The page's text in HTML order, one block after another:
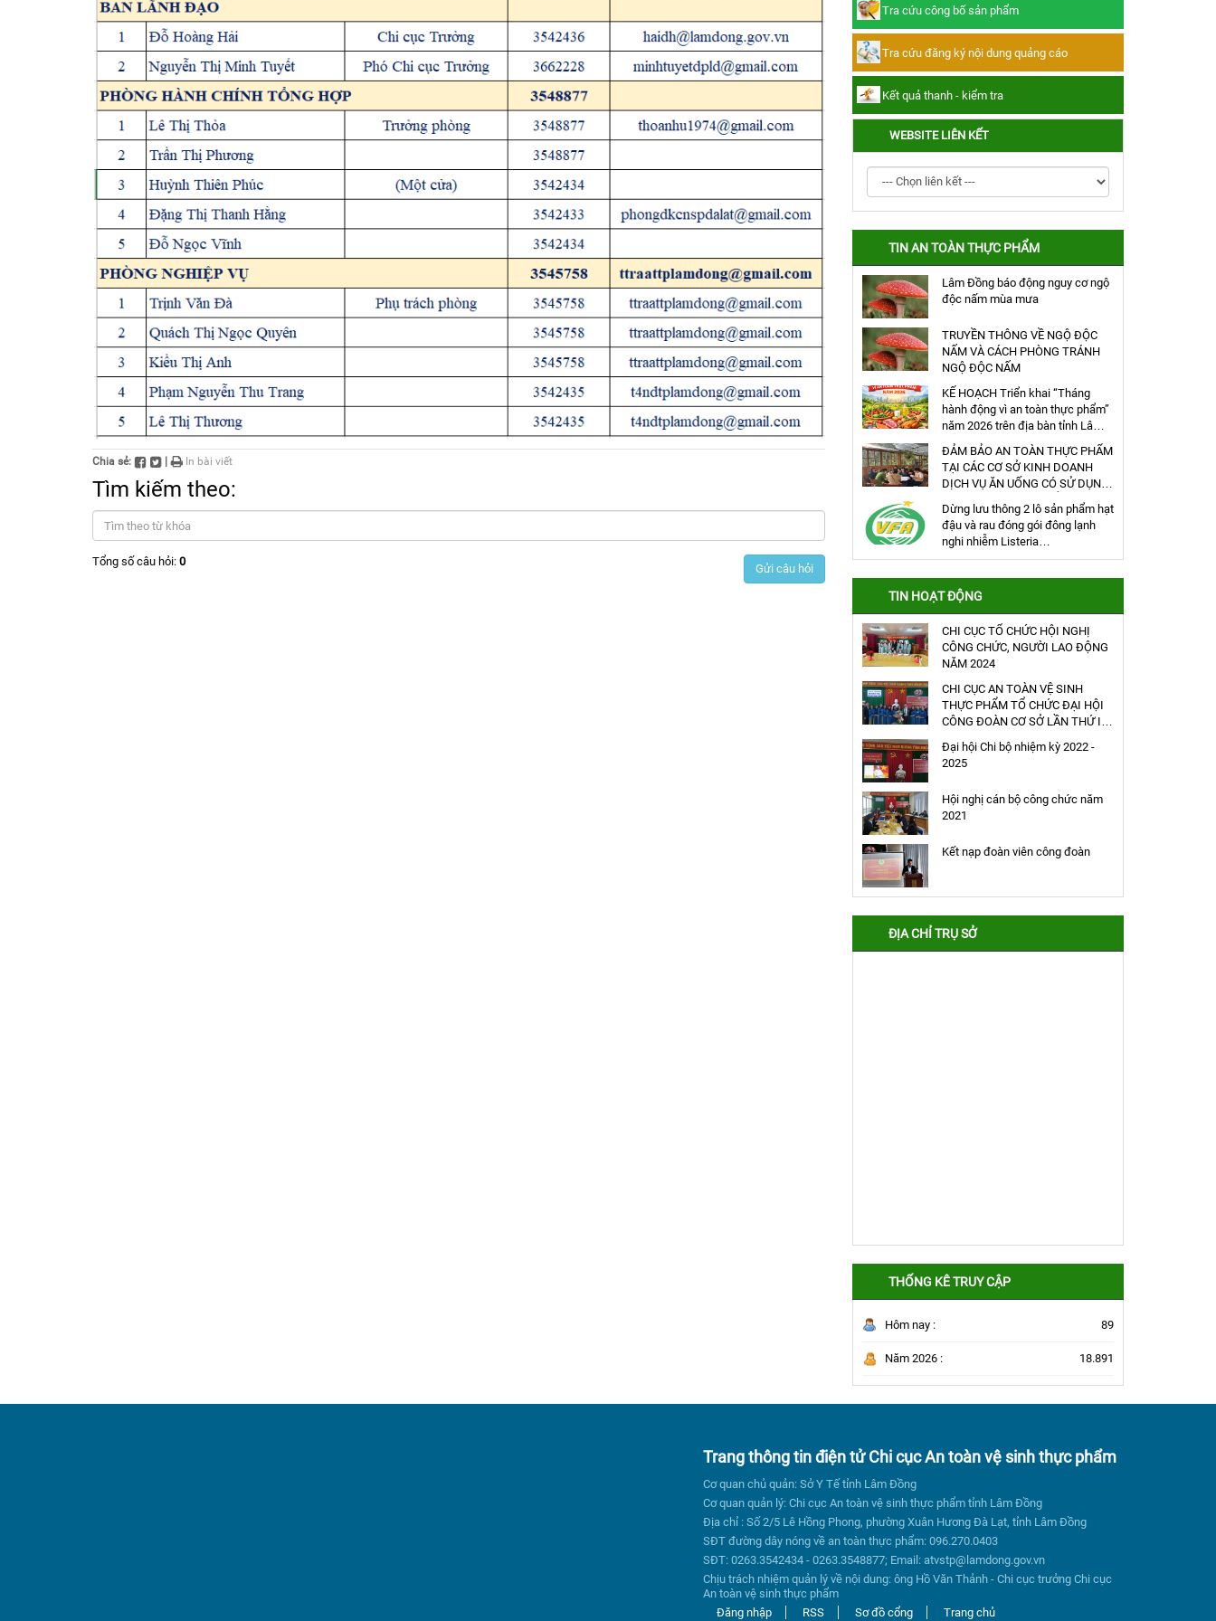
Băng đĩa hình thông điệp
Băng đĩa tiếng thông điệp
Ấn phẩm truyền thông
Tra cứu đăng ký nội dung quảng cáo
Kết quả thanh - kiểm tra
Chia sẻ: In bài viết
Tìm kiếm theo:
Tổng số câu hỏi: 0
Gửi câu hỏi
Tra cứu công bố sản phẩm
Tra cứu đăng ký nội dung quảng cáo
Kết quả thanh - kiểm tra
WEBSITE LIÊN KẾT
TIN AN TOÀN THỰC PHẨM
Lâm Đồng báo động nguy cơ ngộ
độc nấm mùa mưa
TRUYỀN THÔNG VỀ NGỘ ĐỘC
NẤM VÀ CÁCH PHÒNG TRÁNH
NGỘ ĐỘC NẤM
KẾ HOẠCH Triển khai “Tháng
hành động vì an toàn thực phẩm”
năm 2026 trên địa bàn tỉnh Lâm
Đồng
ĐẢM BẢO AN TOÀN THỰC PHẨM
TẠI CÁC CƠ SỞ KINH DOANH
DỊCH VỤ ĂN UỐNG CÓ SỬ DỤNG
HÀNG ĐÔNG LẠNH ĐỂ CHẾ BIẾN
THỰC PHẨM
Dừng lưu thông 2 lô sản phẩm hạt
đậu và rau đóng gói đông lạnh
nghi nhiễm Listeria
monocystogens của công ty
TIN HOẠT ĐỘNG
CHI CỤC TỔ CHỨC HỘI NGHỊ
CÔNG CHỨC, NGƯỜI LAO ĐỘNG
NĂM 2024
CHI CỤC AN TOÀN VỆ SINH
THỰC PHẨM TỔ CHỨC ĐẠI HỘI
CÔNG ĐOÀN CƠ SỞ LẦN THỨ IV
Đại hội Chi bộ nhiệm kỳ 2022 -
2025
Hội nghị cán bộ công chức năm
2021
Kết nạp đoàn viên công đoàn
ĐỊA CHỈ TRỤ SỞ
THỐNG KÊ TRUY CẬP
Hôm nay : 89
Năm 2026 : 18.891
Trang thông tin điện tử Chi cục An toàn vệ sinh thực phẩm
Cơ quan chủ quản: Sở Y Tế tỉnh Lâm Đồng
Cơ quan quản lý: Chi cục An toàn vệ sinh thực phẩm tỉnh Lâm Đồng
Địa chỉ : Số 2/5 Lê Hồng Phong, phường Xuân Hương Đà Lạt, tỉnh Lâm Đồng
SĐT đường dây nóng về an toàn thực phẩm: 096.270.0403
SĐT: 0263.3542434 - 0263.3548877; Email: atvstp@lamdong.gov.vn
Chịu trách nhiệm quản lý về nội dung: ông Hồ Văn Thảnh - Chi cục trưởng Chi cục
An toàn vệ sinh thực phẩm
Đăng nhập
RSS Sơ đồ cổng Trang chủ